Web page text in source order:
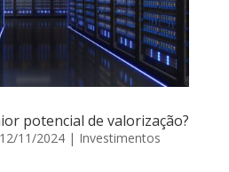
potencial de valorização?
12/11/2024| Investimentos